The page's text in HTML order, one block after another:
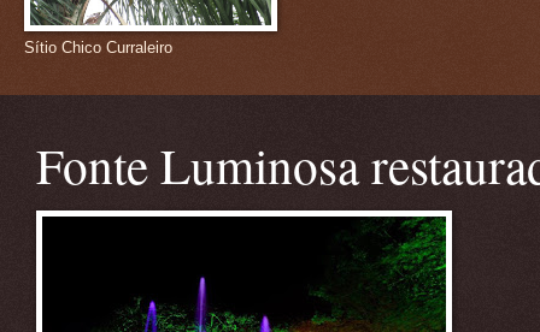
Sítio Chico Curraleiro
Fonte Luminosa